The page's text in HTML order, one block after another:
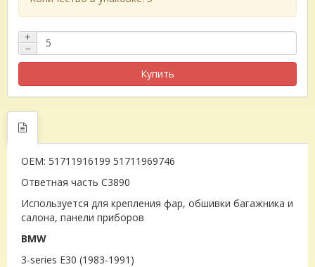
+
−
Купить
OEM: 51711916199 51711969746
Ответная часть C3890
Используется для крепления фар, обшивки багажника и
салона, панели приборов
BMW
3-series E30 (1983-1991)